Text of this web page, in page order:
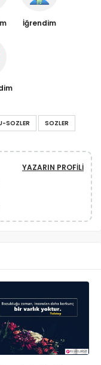
İğrendim
SOZLER SOZLER
YAZARIN PROFILI